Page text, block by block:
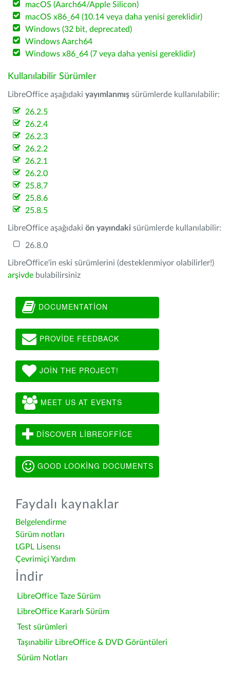
macOS (Aarch64/Apple Silicon)
macOS x86_64 (10.14 veya daha yenisi gereklidir)
Windows (32 bit, deprecated)
Windows Aarch64
Windows x86_64 (7 veya daha yenisi gereklidir)
Kullanılabilir Sürümler
LibreOffice aşağıdaki yayımlanmış sürümlerde kullanılabilir:
26.2.5
26.2.4
26.2.3
26.2.2
26.2.1
26.2.0
25.8.7
25.8.6
25.8.5
LibreOffice aşağıdaki ön yayındaki sürümlerde kullanılabilir:
26.8.0
LibreOffice'in eski sürümlerini (desteklenmiyor olabilirler!)
arşivde bulabilirsiniz
DOCUMENTATION
PROVIDE FEEDBACK
JOIN THE PROJECT!
MEET US AT EVENTS
DISCOVER LIBREOFFICE
GOOD LOOKING DOCUMENTS
Faydalı kaynaklar
Belgelendirme
Sürüm notları
LGPL Lisensı
Çevrimiçi Yardım
İndir
LibreOffice Taze Sürüm
LibreOffice Kararlı Sürüm
Test sürümleri
Taşınabilir LibreOffice & DVD Görüntüleri
Sürüm Notları